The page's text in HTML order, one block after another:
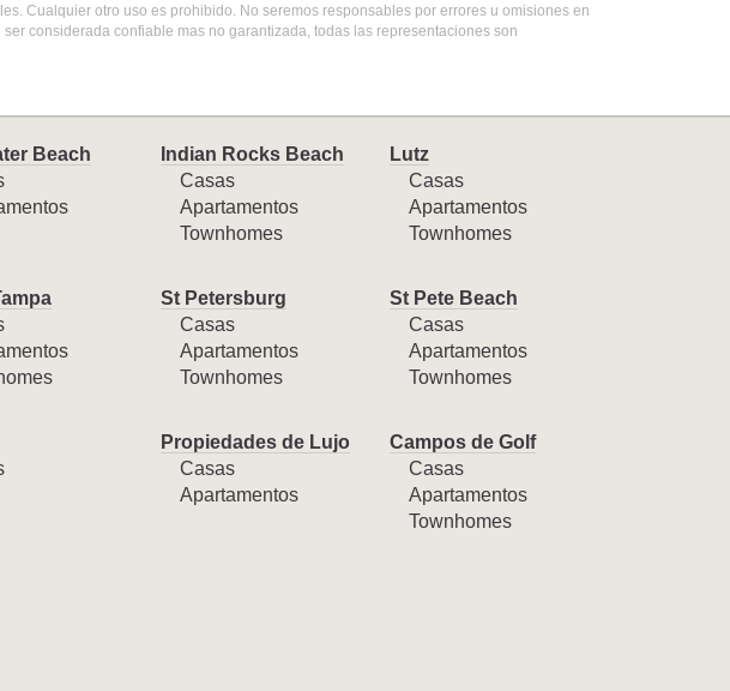
Cualquier otro uso es prohibido. No seremos responsables por errores u omisiones en
considerada confiable mas no garantizada, todas las representaciones son
Beach
Indian Rocks Beach
Casas
Apartamentos
Townhomes
Lutz
Casas
Apartamentos
Townhomes
St Petersburg
Casas
Apartamentos
Townhomes
St Pete Beach
Casas
Apartamentos
Townhomes
Propiedades de Lujo
Casas
Apartamentos
Campos de Golf
Casas
Apartamentos
Townhomes